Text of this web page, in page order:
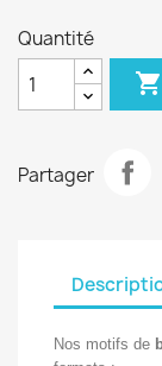
Quantité

Partager
Nos motifs de